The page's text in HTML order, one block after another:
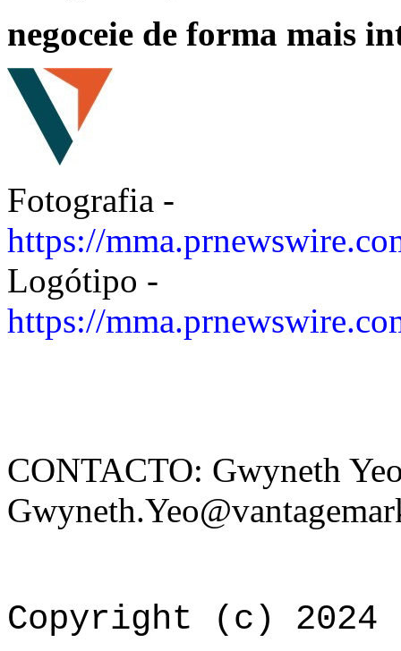
negoceie de forma mais
Fotografia -
https://
Logótipo -
https://
CONTACTO: Gwyneth
Copyright (c) 2024